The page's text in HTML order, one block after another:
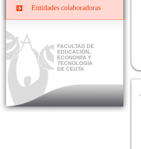
de Educación Social
Comisiones
Interna
Planes de prácticas
Datos y cifras de cursos
anteriores
El Prácticum en los
estudios de grado
Educación Primaria
Educación Social
Entidades colaboradoras